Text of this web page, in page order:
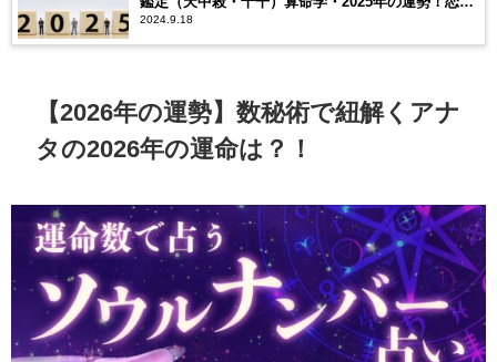
運や仕事運などを無料鑑定（天中殺・十干）
2024.9.18
【2026年の運勢】数秘術で紐解くアナ
タの2026年の運命は？！